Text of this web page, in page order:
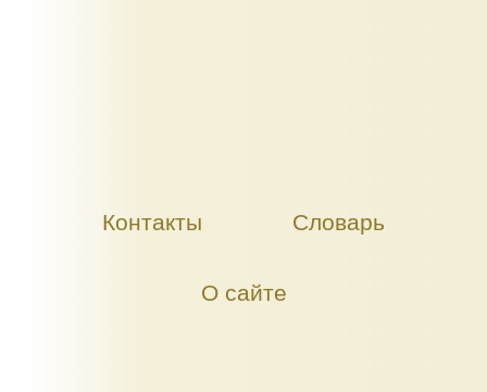
Контакты Словарь
О сайте